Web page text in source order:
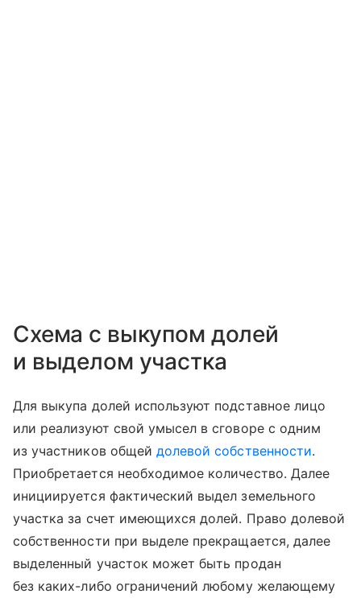
Схема с выкупом долей
и выделом участка
Для выкупа долей используют подставное лицо
или реализуют свой умысел в сговоре с одним
из участников общей долевой собственности.
Приобретается необходимое количество. Далее
инициируется фактический выдел земельного
участка за счет имеющихся долей. Право долевой
собственности при выделе прекращается, далее
выделенный участок может быть продан
без каких-либо ограничений любому желающему